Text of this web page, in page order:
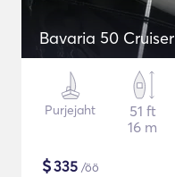
Bavaria 50 Cruiser
Purjejaht
51 ft
16 m
$335 /öö